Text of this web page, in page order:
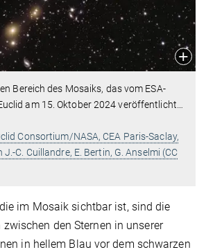
Bereich des Mosaiks, das vom ESA-
am 15. Oktober 2024 veröffentlicht…
Consortium/NASA, CEA Paris-Saclay,
C. Cuillandre, E. Bertin, G. Anselmi (CC
im Mosaik sichtbar ist, sind die
den Sternen in unserer
in hellem Blau vor dem schwarzen